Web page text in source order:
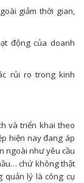
giảm thời gian,
động của doanh
rủi ro trong kinh
và triển khai theo
hiện nay đang áp
ngoài như yêu cầu
chứ không thật
quản lý là công cụ